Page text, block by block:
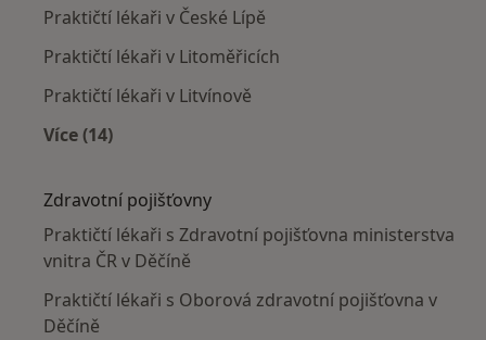
Praktičtí lékaři v České Lípě
Praktičtí lékaři v Litoměřicích
Praktičtí lékaři v Litvínově
Více (14)
Zdravotní pojišťovny
Praktičtí lékaři s Zdravotní pojišťovna ministerstva
vnitra ČR v Děčíně
Praktičtí lékaři s Oborová zdravotní pojišťovna v
Děčíně